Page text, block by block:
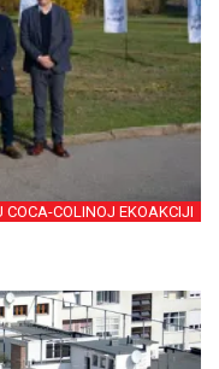
COCA-COLINOJ EKOAKCIJI